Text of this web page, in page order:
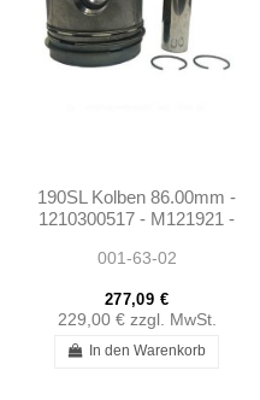
190SL Kolben 86.00mm -
1210300517 - M121921 -
001-63-02
277,09 €
229,00 € zzgl. MwSt.
In den Warenkorb